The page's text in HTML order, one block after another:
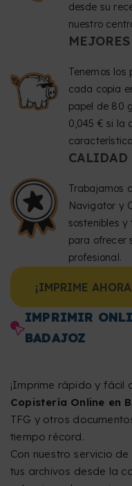
desde su
nuestro
Tenemos los
cada copia
papel de 80
0,045 € si la
CALIDAD
Trabajamos
Navigator y
sostenibles
para ofrecer
profesional.
¡IMPRIME
IMPRIMIR
BADAJOZ
¡Imprime rápido y fácil
Copistería Online en
TFG y otros
tiempo récord.
Con nuestro servicio
tus archivos desde la